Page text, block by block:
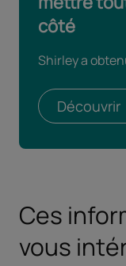
côté
Shirley a
Découvrir
Ces
vous